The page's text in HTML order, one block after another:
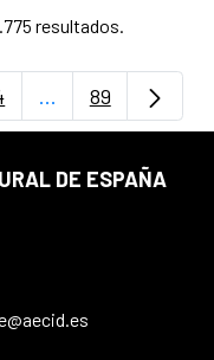
resultados.
Use TAB para
...PáginasPágina
89
DE ESPAÑA